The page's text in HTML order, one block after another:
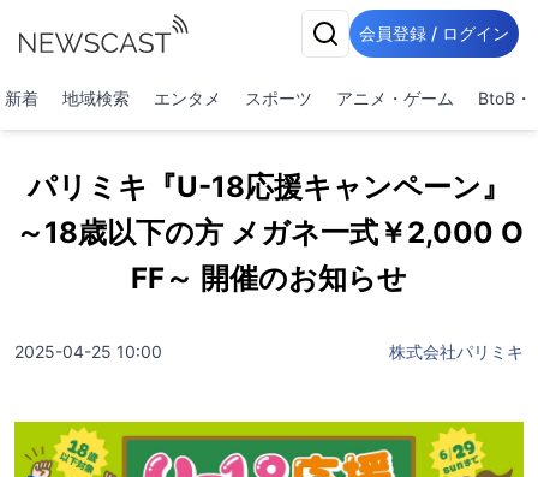
会員登録 / ログイン
新着 地域検索 エンタメ スポーツ アニメ・ゲーム BtoB・
パリミキ『U-18応援キャンペーン』
～18歳以下の方 メガネ一式￥2,000 O
FF～ 開催のお知らせ
2025-04-25 10:00 株式会社パリミキ